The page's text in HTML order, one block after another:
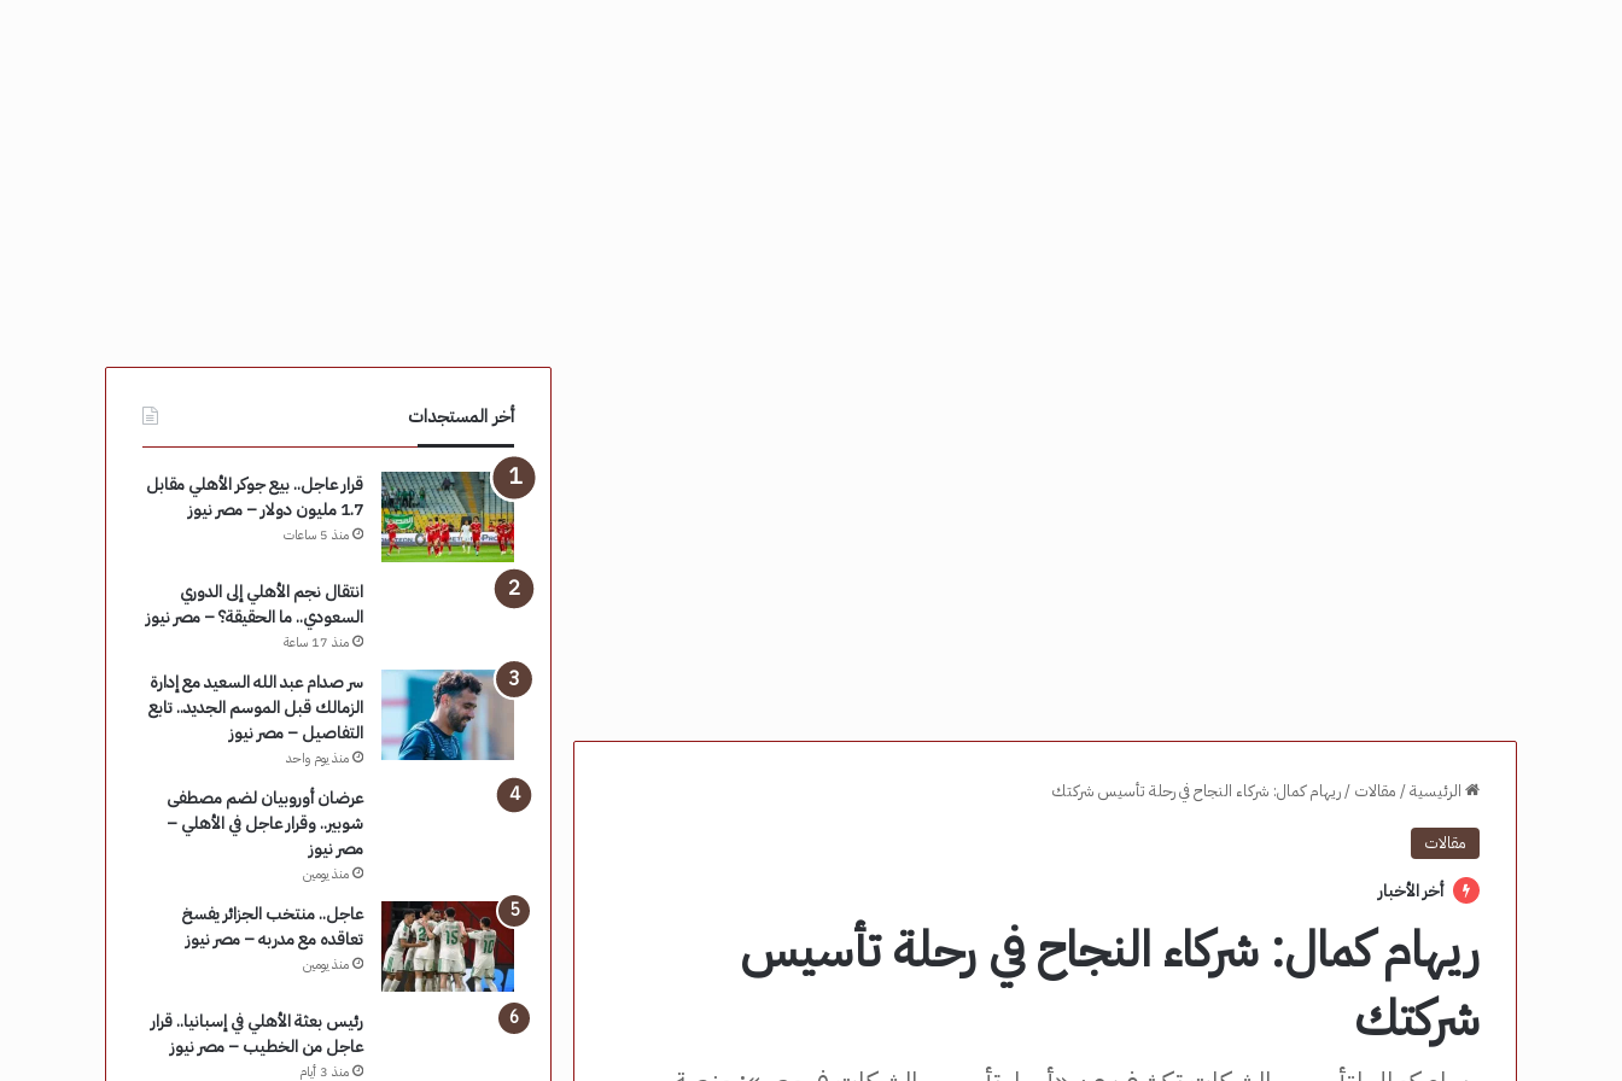
الرئيسية/ مقالات /ريهام كمال: شركاء النجاح في رحلة تأسيس شركتك
مقالات
أخر الأخبار
ريهام كمال: شركاء النجاح في رحلة تأسيس
شركتك
أخر المستجدات
قرار عاجل.. بيع جوكر الأهلي مقابل
1.7 مليون دولار – مصر نيوز
منذ 5 ساعات
انتقال نجم الأهلي إلى الدوري
السعودي.. ما الحقيقة؟ – مصر نيوز
منذ 17 ساعة
سر صدام عبد الله السعيد مع إدارة
الزمالك قبل الموسم الجديد.. تابع
التفاصيل – مصر نيوز
منذ يوم واحد
عرضان أوروبيان لضم مصطفى
شوبير.. وقرار عاجل في الأهلي –
مصر نيوز
منذ يومين
عاجل.. منتخب الجزائر يفسخ
تعاقده مع مدربه – مصر نيوز
منذ يومين
رئيس بعثة الأهلي في إسبانيا.. قرار
عاجل من الخطيب – مصر نيوز
منذ 3 أيام